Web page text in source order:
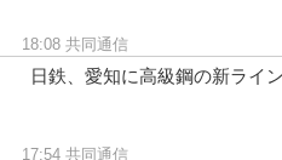
18:08 共同通信
日鉄、愛知に高級鋼の新ラ
17:54 共同通信